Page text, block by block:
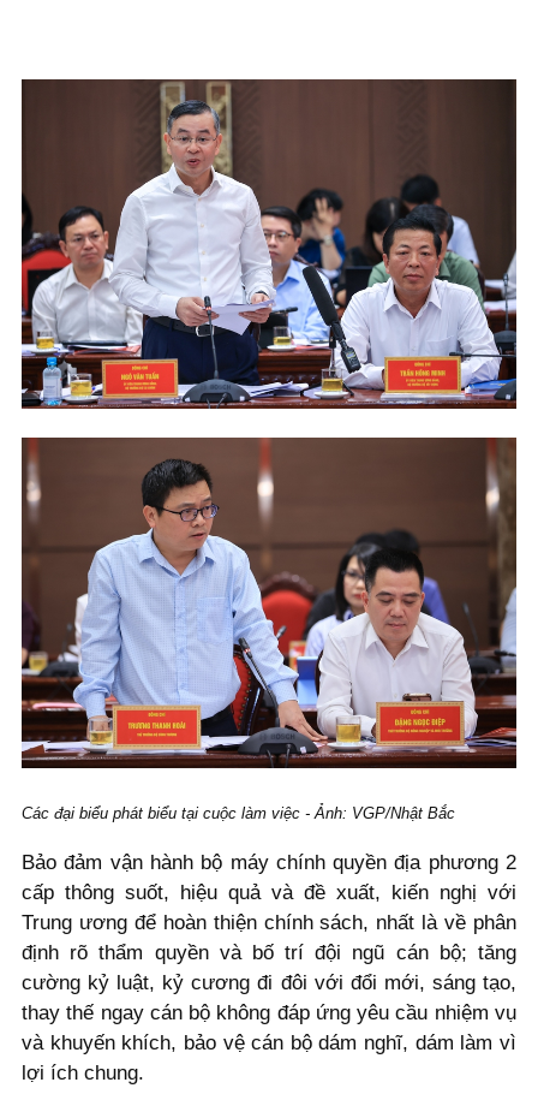
Các đại biểu phát biểu tại cuộc làm việc - Ảnh: VGP/Nhật Bắc
Bảo đảm vận hành bộ máy chính quyền địa phương 2
cấp thông suốt, hiệu quả và đề xuất, kiến nghị với
Trung ương để hoàn thiện chính sách, nhất là về phân
định rõ thẩm quyền và bố trí đội ngũ cán bộ; tăng
cường kỷ luật, kỷ cương đi đôi với đổi mới, sáng tạo,
thay thế ngay cán bộ không đáp ứng yêu cầu nhiệm vụ
và khuyến khích, bảo vệ cán bộ dám nghĩ, dám làm vì
lợi ích chung.